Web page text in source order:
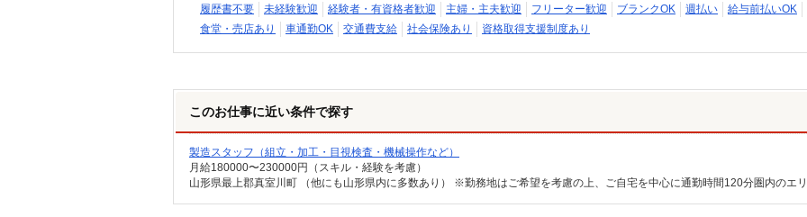
履歴書不要
未経験歓迎 経験者・有資格者歓迎 主婦・主夫歓迎 フリーター歓迎 ブランクOK 週払い
給与前払いOK
食堂・売店あり
車通勤OK 交通費支給 社会保険あり 資格取得支援制度あり
このお仕事に近い条件で探す
製造スタッフ（組立・加工・目視検査・機械操作など）
月給180000〜230000円（スキル・経験を考慮）